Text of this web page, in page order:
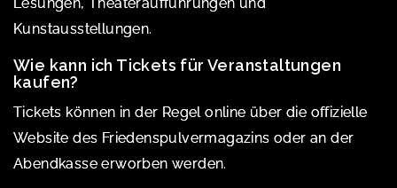
Kunstausstellungen.
Wie kann ich Tickets für Veranstaltungen
kaufen?
Tickets können in der Regel online über die offizielle
Website des Friedenspulvermagazins oder an der
Abendkasse erworben werden.